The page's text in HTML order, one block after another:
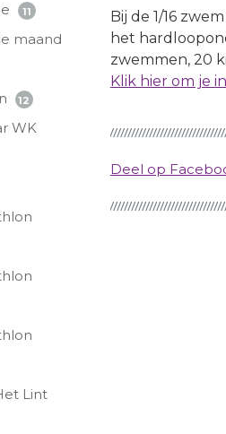
11
maand
12
WK
Lint
Bij de 1/16
het
zwemmen, 20
Klik hier om je
Deel op